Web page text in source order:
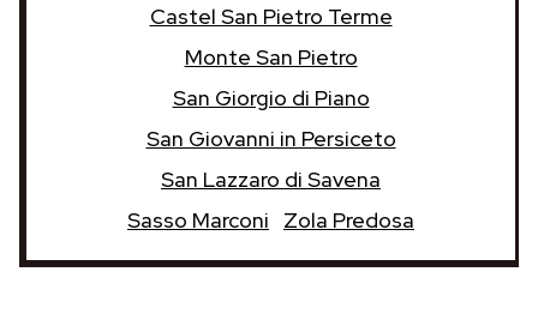
Castel San Pietro Terme
Monte San Pietro
San Giorgio di Piano
San Giovanni in Persiceto
San Lazzaro di Savena
Sasso Marconi
Zola Predosa